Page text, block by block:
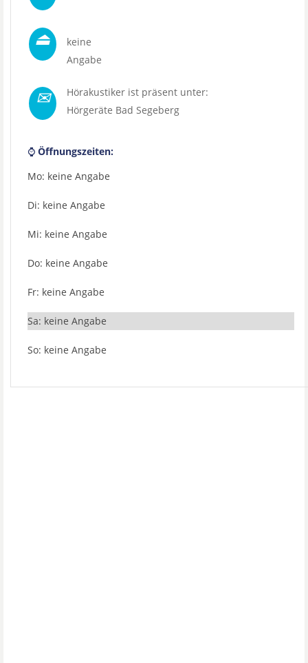
⏏
keine
Angabe
✉
Hörakustiker ist präsent unter:
Hörgeräte Bad Segeberg
⌚ Öffnungszeiten:
Mo: keine Angabe
Di: keine Angabe
Mi: keine Angabe
Do: keine Angabe
Fr: keine Angabe
Sa: keine Angabe
So: keine Angabe